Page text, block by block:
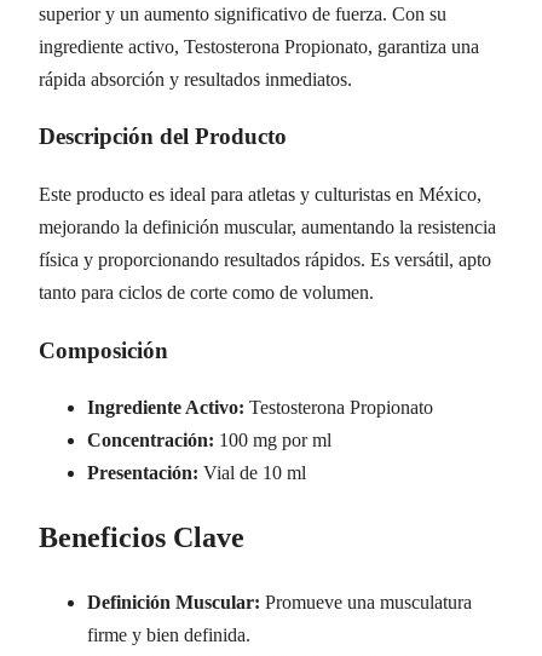
superior y un aumento significativo de fuerza. Con su
ingrediente activo, Testosterona Propionato, garantiza una
rápida absorción y resultados inmediatos.
Descripción del Producto
Este producto es ideal para atletas y culturistas en México,
mejorando la definición muscular, aumentando la resistencia
física y proporcionando resultados rápidos. Es versátil, apto
tanto para ciclos de corte como de volumen.
Composición
Ingrediente Activo: Testosterona Propionato
Concentración: 100 mg por ml
Presentación: Vial de 10 ml
Beneficios Clave
Definición Muscular: Promueve una musculatura
firme y bien definida.